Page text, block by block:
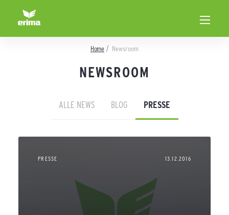
Home Newsroom
NEWSROOM
ALLE NEWS BLOG PRESSE
PRESSE 13.12.2016